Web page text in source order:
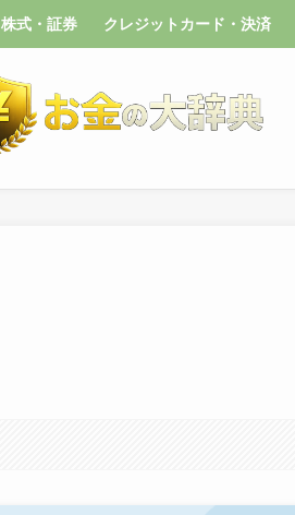
株式・証券 クレジットカード・決済